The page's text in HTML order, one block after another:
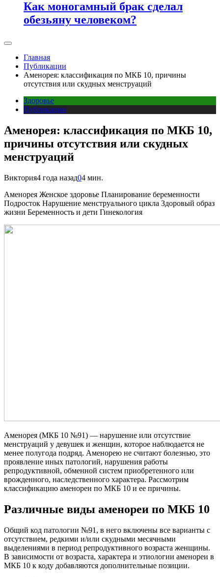
Как моногамный брак сделал
обезьяну человеком?
Главная
Публикации
Аменорея: классификация по МКБ 10, причины
отсутствия или скудных менструаций
Здоровье
Публикации
Аменорея: классификация по МКБ 10,
причины отсутствия или скудных
менструаций
Виктория4 года назад04 мин.
Аменорея Женское здоровье Планирование беременности
Подросток Нарушение менструального цикла Здоровый образ
жизни Беременность и дети Гинекология
Аменорея (МКБ 10 №91) — нарушение или отсутствие
менструаций у девушек и женщин, которое наблюдается не
менее полугода подряд. Аменорею не считают болезнью, это
проявление иных патологий, нарушения работы
репродуктивной, обменной систем приобретенного или
врожденного, наследственного характера. Рассмотрим
классификацию аменореи по МКБ 10 и ее причины.
Различные виды аменореи по МКБ 10
Общий код патологии №91, в него включены все варианты с
отсутствием, редкими и/или скудными месячными
выделениями в период репродуктивного возраста женщины.
В зависимости от возраста, характера и этиологии аменореи в
МКБ 10 к коду добавляются дополнительные позиции.